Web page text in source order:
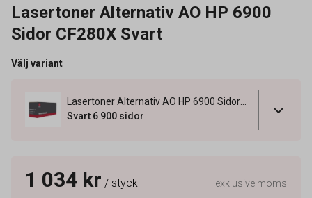
Lasertoner Alternativ AO HP 6900
Sidor CF280X Svart
Välj variant
Lasertoner Alternativ AO HP 6900 Sidor CF280X Svart
Svart 6 900 sidor
1 034 kr / styck exklusive moms